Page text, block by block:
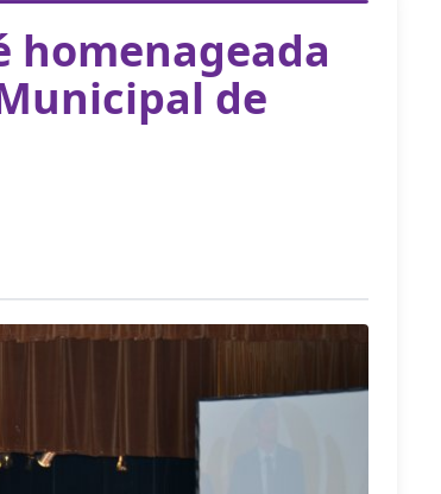
homenageada
de